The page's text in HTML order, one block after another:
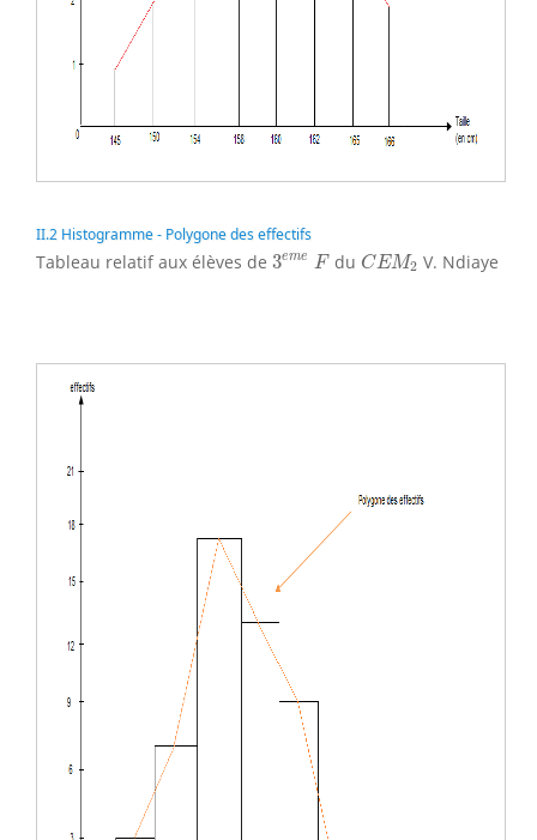
II.2 Histogramme - Polygone des effectifs
Tableau relatif aux élèves de 3eme F
3em eFdu CEM2
CEM2 V. Ndiaye